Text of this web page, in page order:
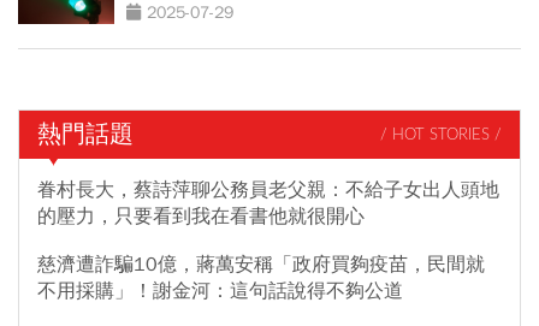
2025-07-29
熱門話題 / HOT STORIES /
眷村長大，蔡詩萍聊公務員老父親：不給子女出人頭地
的壓力，只要看到我在看書他就很開心
慈濟遭詐騙10億，蔣萬安稱「政府買夠疫苗，民間就
不用採購」！謝金河：這句話說得不夠公道